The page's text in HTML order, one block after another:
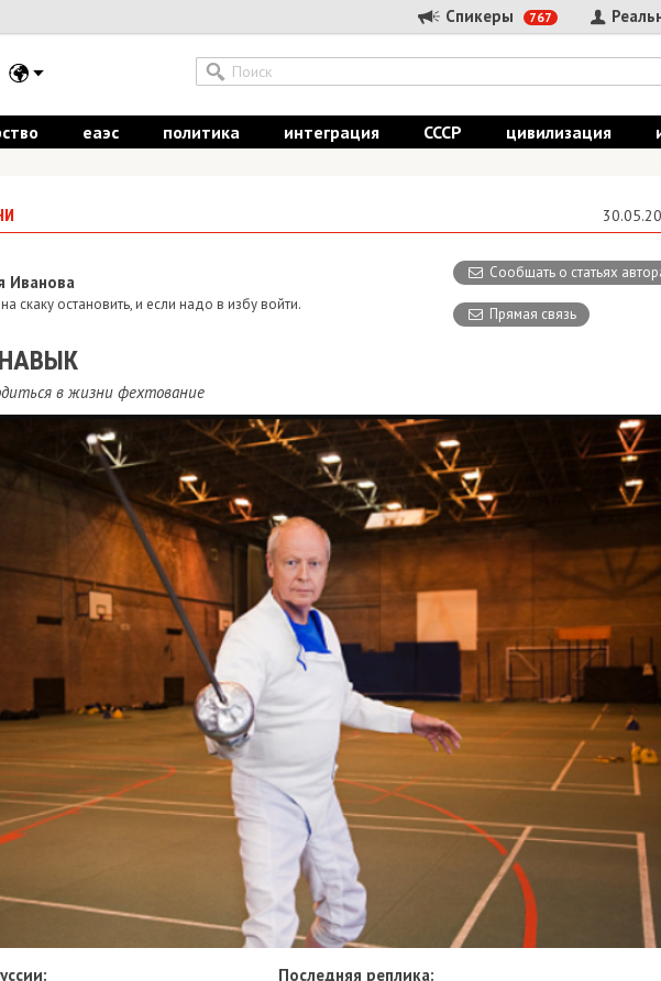
Спикеры 767
еаэс политика интеграция СССР цивилизация
Сообщать о статьях
Прямая связь
Иванова
скаку остановить, и если надо в избу войти.
в жизни фехтование
Последняя реплика: